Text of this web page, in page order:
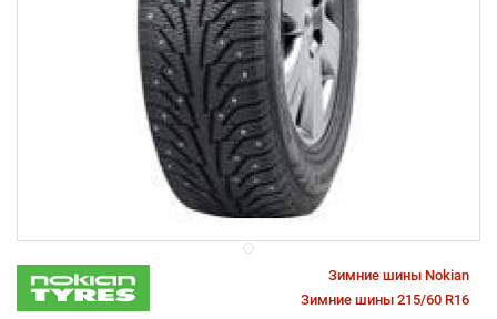
Зимние шины Nokian
Зимние шины 215/60 R16